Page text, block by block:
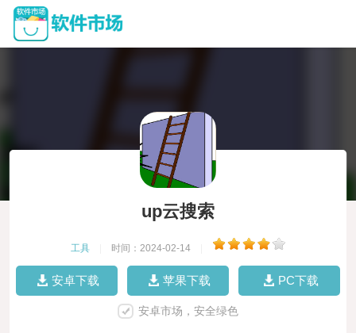
up云搜索
工具 时间：2024-02-14
安卓下载 苹果下载 PC下载
安卓市场，安全绿色